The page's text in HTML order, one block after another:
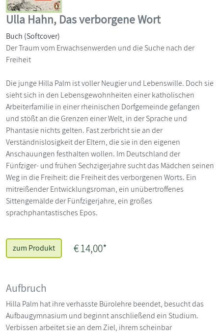
Ulla Hahn, Das verborgene Wort
Buch (Softcover)
Der Traum vom Erwachsenwerden und die Suche nach der
Freiheit
Die junge Hilla Palm ist voller Neugier und Lebenswille. Doch sie
sieht sich in den Lebensgewohnheiten einer katholischen
Arbeiterfamilie in einer rheinischen Dorfgemeinde gefangen
und stößt an die Grenzen einer Welt, in der Sprache und
Phantasie nichts gelten. Fast zerbricht sie an der
Verständnislosigkeit der Eltern, die sie in den eigenen
Anschauungen festhalten wollen. Im Deutschland der
Fünfziger- und frühen Sechzigerjahre sucht das Mädchen seinen
Weg in die Freiheit: die Freiheit des verborgenen Worts. Ein
mitreißender Entwicklungsroman, ein unübertroffenes
Sittengemälde der Fünfzigerjahre, ein großes
sprachphantastisches Epos.
zum Produkt € 14,00*
Aufbruch
Hilla Palm hat ihre verhasste Bürolehre beendet, besucht das
Aufbaugymnasium und beginnt anschließend ein Studium.
Verbissen arbeitet sie an dem Ziel, ihrem scheinbar